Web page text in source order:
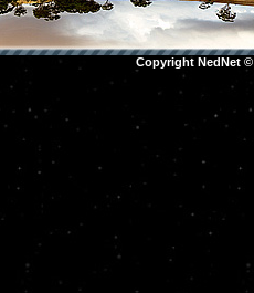
Copyright NedNet